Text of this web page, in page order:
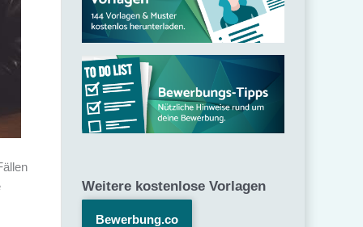
Weitere kostenlose Vorlagen
Bewerbung.co